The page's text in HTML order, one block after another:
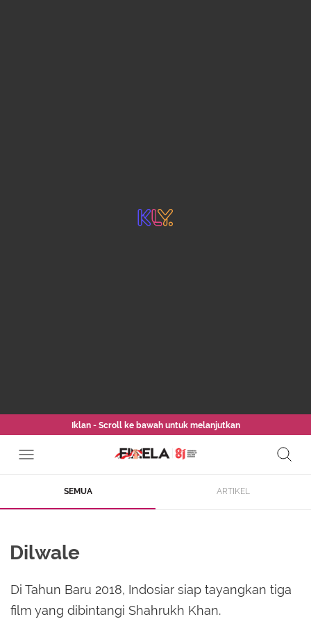
Iklan - Scroll ke bawah untuk melanjutkan
SEMUA ARTIKEL
Dilwale
Di Tahun Baru 2018, Indosiar siap tayangkan tiga
film yang dibintangi Shahrukh Khan.